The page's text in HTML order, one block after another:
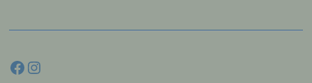
Facebook
Leistungen anzubieten, die aufgrund der Natur der
Sache nur registrierten Benutzern angeboten